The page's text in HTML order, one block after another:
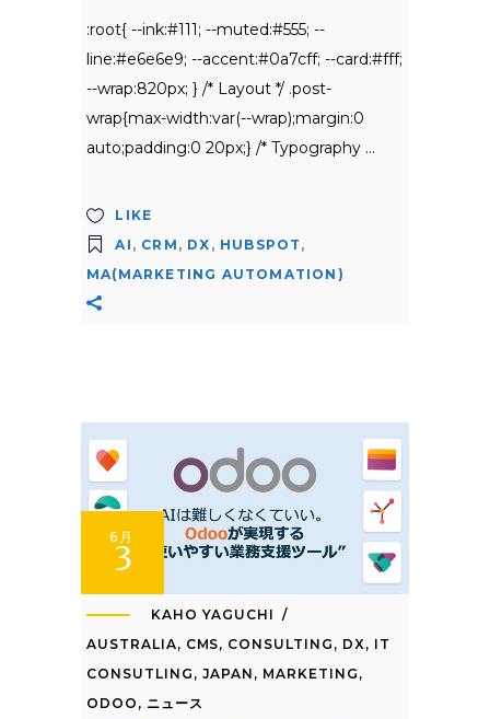
:root{ --ink:#111; --muted:#555; --
line:#e6e6e9; --accent:#0a7cff; --card:#fff;
--wrap:820px; } /* Layout */ .post-
wrap{max-width:var(--wrap);margin:0
auto;padding:0 20px;} /* Typography
LIKE
AI , CRM , DX , HUBSPOT ,
MA(MARKETING AUTOMATION)
6月
3
KAHO YAGUCHI
AUSTRALIA, CMS, CONSULTING , DX, IT
CONSUTLING , JAPAN , MARKETING ,
ODOO , ニュース